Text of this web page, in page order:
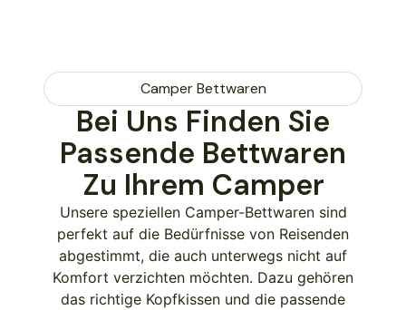
Camper Bettwaren
Bei Uns Finden Sie
Passende Bettwaren
Zu Ihrem Camper
Unsere speziellen Camper-Bettwaren sind
perfekt auf die Bedürfnisse von Reisenden
abgestimmt, die auch unterwegs nicht auf
Komfort verzichten möchten. Dazu gehören
das richtige Kopfkissen und die passende